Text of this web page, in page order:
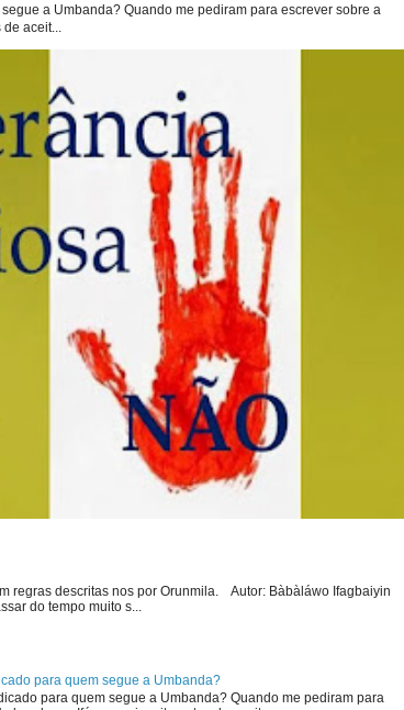
a Umbanda? Quando me pediram para escrever sobre a
de aceit...
regras descritas nos por Orunmila. Autor: Bàbàláwo Ifagbaiyin
do tempo muito s...
para quem segue a Umbanda?
para quem segue a Umbanda? Quando me pediram para